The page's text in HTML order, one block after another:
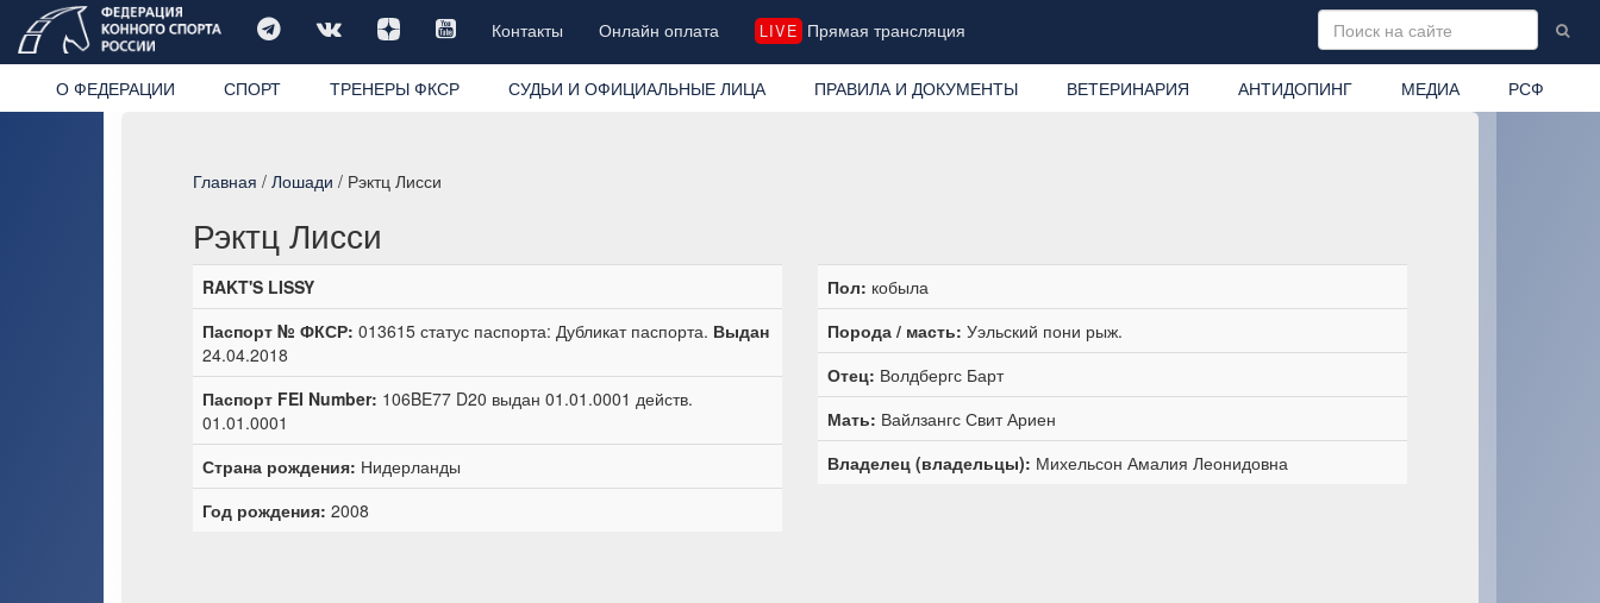
Контакты Онлайн оплата LIVE Прямая трансляция
О ФЕДЕРАЦИИ СПОРТ ТРЕНЕРЫ ФКСР СУДЬИ И ОФИЦИАЛЬНЫЕ ЛИЦА ПРАВИЛА И ДОКУМЕНТЫ ВЕТЕРИНАРИЯ АНТИДОПИНГ МЕДИА РСФ
Главная / Лошади / Рэктц Лисси
Рэктц Лисси
RAKT'S LISSY
Паспорт № ФКСР: 013615 статус паспорта: Дубликат паспорта. Выдан
24.04.2018
Паспорт FEI Number: 106BE77 D20 выдан 01.01.0001 действ.
01.01.0001
Страна рождения: Нидерланды
Год рождения: 2008
Пол: кобыла
Порода / масть: Уэльский пони рыж.
Отец: Волдбергс Барт
Мать: Вайлзангс Свит Ариен
Владелец (владельцы): Михельсон Амалия Леонидовна